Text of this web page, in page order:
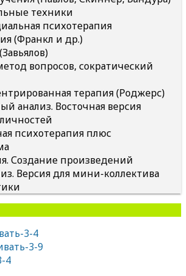
техники
психотерапия
(Франкл и др.)
вопросов, сократический
терапия (Роджерс)
анализ. Восточная версия
психотерапия плюс
Создание произведений
Версия для мини-коллектива
3-4
3-9
4